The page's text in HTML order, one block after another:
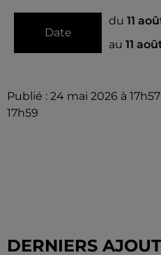
Date
du 11
au 11
Publié : 24 mai 2026 à
17h59
DERNIERS